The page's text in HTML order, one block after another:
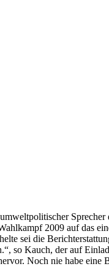
2009 auf das
sei die
so Kauch, der auf
Noch nie habe eine